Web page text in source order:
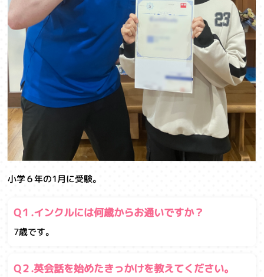
小学６年の1月に受験。
Q１.インクルには何歳からお通いですか？
7歳です。
Q２.英会話を始めたきっかけを教えてください。